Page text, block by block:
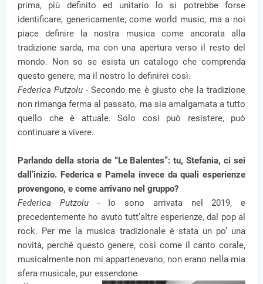
prima, più definito ed unitario lo si potrebbe forse
identificare, genericamente, come world music, ma a noi
piace definire la nostra musica come ancorata alla
tradizione sarda, ma con una apertura verso il resto del
mondo. Non so se esista un catalogo che comprenda
questo genere, ma il nostro lo definirei così.
Federica Putzolu - Secondo me è giusto che la tradizione
non rimanga ferma al passato, ma sia amalgamata a tutto
quello che è attuale. Solo così può resistere, può
continuare a vivere.
Parlando della storia de “Le Balentes”: tu, Stefania, ci sei
dall’inizio. Federica e Pamela invece da quali esperienze
provengono, e come arrivano nel gruppo?
Federica Putzolu -Io sono arrivata nel 2019, e
precedentemente ho avuto tutt’altre esperienze, dal pop al
rock. Per me la musica tradizionale è stata un po’ una
novità, perché questo genere, così come il canto corale,
musicalmente non mi appartenevano, non erano nella mia
sfera musicale, pur essendone